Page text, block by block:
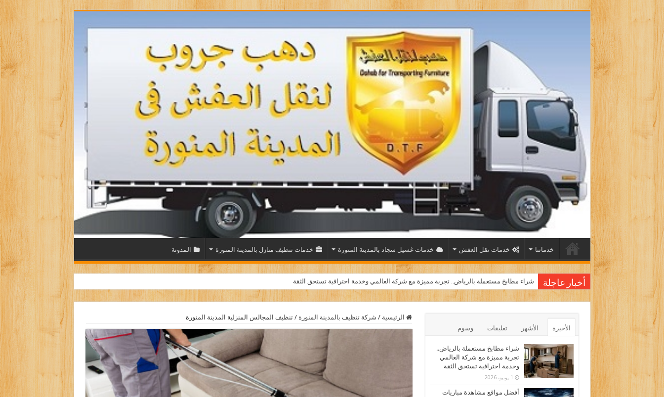
خدماتنا خدمات نقل العفش خدمات غسيل سجاد بالمدينة المنورة خدمات تنظيف منازل بالمدينة المنورة المدونة
أخبار عاجلة شراء مطابخ مستعملة بالرياض.. تجربة مميزة مع شركة العالمي وخدمة احترافية تستحق الثقة
أفضل مواقع مشاهدة مباريات اليوم بث مباشر بدون تقطيع
الرئيسية / شركة تنظيف بالمدينة المنورة / تنظيف المجالس المنزلية المدينة المنورة
الأخيرة الأشهر تعليقات وسوم
شراء مطابخ مستعملة بالرياض..
تجربة مميزة مع شركة العالمي
وخدمة احترافية تستحق الثقة
1 يونيو، 2026
أفضل مواقع مشاهدة مباريات